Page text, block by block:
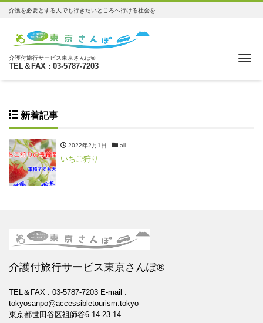
介護を必要とする人でも行きたいところへ行ける社会を
介護付旅行サービス東京さんぽ®
TEL＆FAX : 03-5787-7203
新着記事
2022年2月1日 all
いちご狩り
介護付旅行サービス東京さんぽ®
TEL＆FAX : 03-5787-7203 E-mail :
tokyosanpo@accessibletourism.tokyo
東京都世田谷区祖師谷6-14-23-14